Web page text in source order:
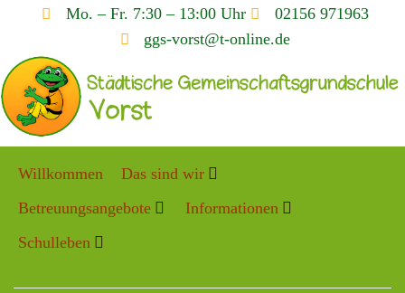
Mo. – Fr. 7:30 – 13:00 Uhr
02156 971963
ggs-vorst@t-online.de
Willkommen
Das sind wir
Betreuungsangebote
Informationen
Schulleben